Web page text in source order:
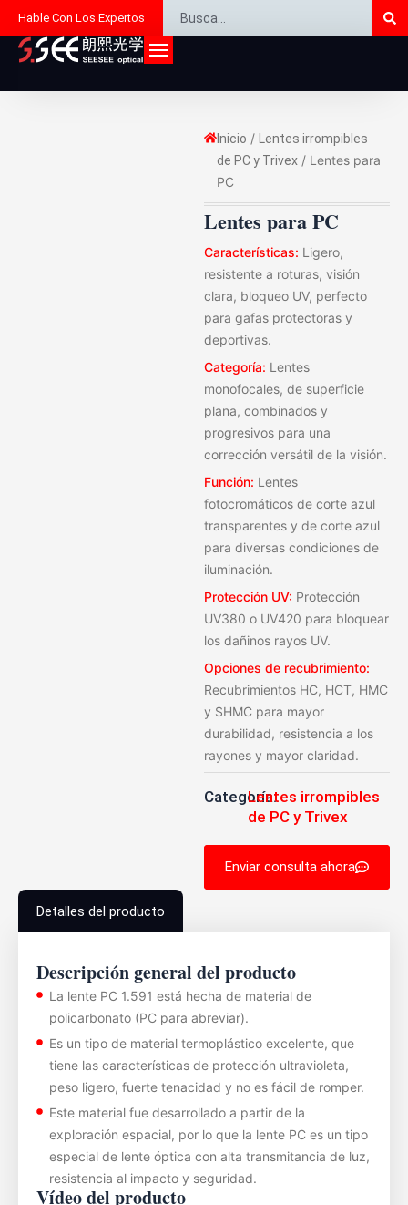
contenido
Hable Con Los Expertos
Inicio /
Lentes irrompibles
de PC y Trivex / Lentes para
PC
Lentes para PC
Características: Ligero,
resistente a roturas, visión
clara, bloqueo UV, perfecto
para gafas protectoras y
deportivas.
Categoría: Lentes
monofocales, de superficie
plana, combinados y
progresivos para una
corrección versátil de la visión.
Función: Lentes
fotocromáticos de corte azul
transparentes y de corte azul
para diversas condiciones de
iluminación.
Protección UV: Protección
UV380 o UV420 para bloquear
los dañinos rayos UV.
Opciones de recubrimiento:
Recubrimientos HC, HCT, HMC
y SHMC para mayor
durabilidad, resistencia a los
rayones y mayor claridad.
Categoría:Lentes irrompibles
de PC y Trivex
Enviar consulta ahora
Detalles del producto
Descripción general del producto
La lente PC 1.591 está hecha de material de
policarbonato (PC para abreviar).
Es un tipo de material termoplástico excelente, que
tiene las características de protección ultravioleta,
peso ligero, fuerte tenacidad y no es fácil de romper.
Este material fue desarrollado a partir de la
exploración espacial, por lo que la lente PC es un tipo
especial de lente óptica con alta transmitancia de luz,
resistencia al impacto y seguridad.
Vídeo del producto